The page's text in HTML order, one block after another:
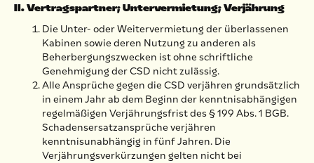
II. Vertragspartner; Untervermietung; Verjährung
Die Unter- oder Weitervermietung der überlassenen
Kabinen sowie deren Nutzung zu anderen als
Beherbergungszwecken ist ohne schriftliche
Genehmigung der CSD nicht zulässig.
Alle Ansprüche gegen die CSD verjähren grundsätzlich
in einem Jahr ab dem Beginn der kenntnisabhängigen
regelmäßigen Verjährungsfrist des § 199 Abs. 1 BGB.
Schadensersatzansprüche verjähren
kenntnisunabhängig in fünf Jahren. Die
Verjährungsverkürzungen gelten nicht bei